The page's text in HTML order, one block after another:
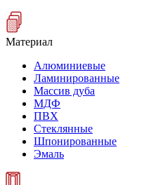
Материал
Алюминиевые
Ламинированные
Массив дуба
МДФ
ПВХ
Стеклянные
Шпонированные
Эмаль